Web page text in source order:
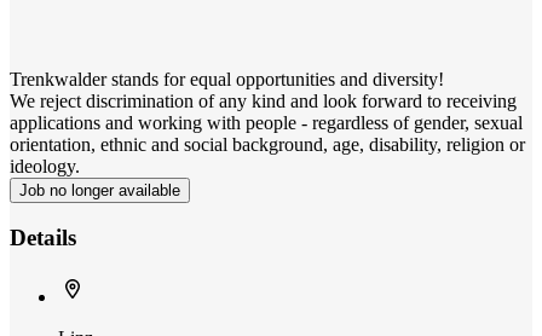
Trenkwalder stands for equal opportunities and diversity!
We reject discrimination of any kind and look forward to receiving
applications and working with people - regardless of gender, sexual
orientation, ethnic and social background, age, disability, religion or
ideology.
Job no longer available
Details